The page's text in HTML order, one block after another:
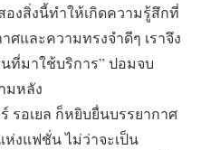
งสิ่งนี้ทำให้เกิดความรู้สึกที่
และความทรงจำดีๆ เราจึง
ที่มาใช้บริการ” ปอมจบ
มหลัง
รอเยล ก็หยิบยื่นบรรยากาศ
งแฟชั่น ไม่ว่าจะเป็น